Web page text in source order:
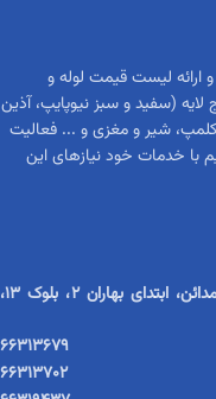
لیست قیمت لوله و
لایه (سفید و سبز نیوپایپ، آذین
شیر و مغزی و ... فعالیت
با خدمات خود نیازهای این
تهران، بازار آهن شادآباد، بلوار مدائن، ابتدای بهاران ۲، بلوک ۱۳،
۶۶۳۱۳۶۷۹
۶۶۳۱۳۷۰۲